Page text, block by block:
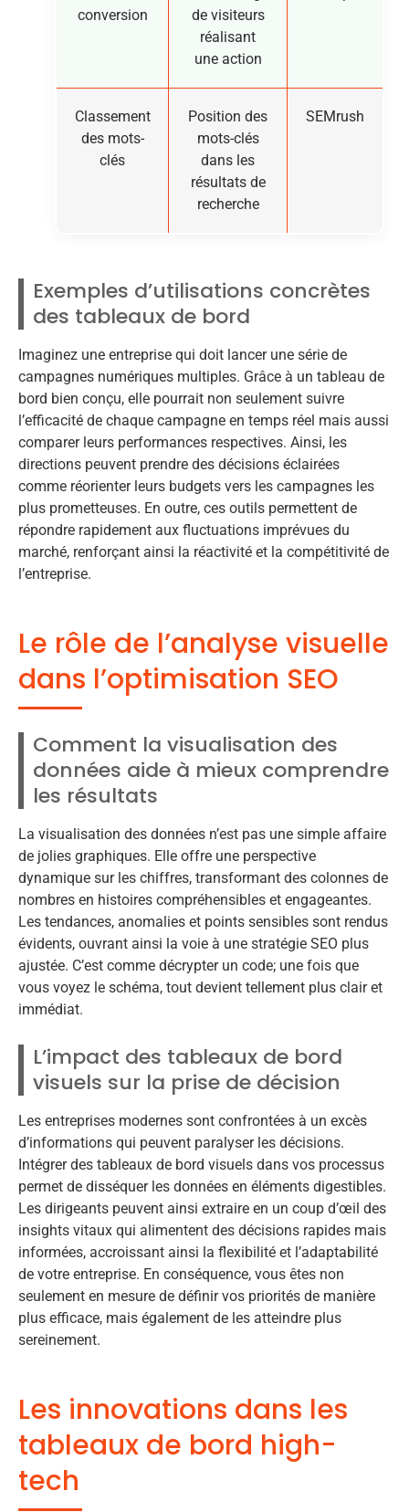
conversion
de visiteurs
réalisant
une action
Classement
des mots-
clés
Position des
mots-clés
dans les
résultats de
recherche
SEMrush
Exemples d’utilisations concrètes
des tableaux de bord
Imaginez une entreprise qui doit lancer une série de
campagnes numériques multiples. Grâce à un tableau de
bord bien conçu, elle pourrait non seulement suivre
l’efficacité de chaque campagne en temps réel mais aussi
comparer leurs performances respectives. Ainsi, les
directions peuvent prendre des décisions éclairées
comme réorienter leurs budgets vers les campagnes les
plus prometteuses. En outre, ces outils permettent de
répondre rapidement aux fluctuations imprévues du
marché, renforçant ainsi la réactivité et la compétitivité de
l’entreprise.
Le rôle de l’analyse visuelle
dans l’optimisation SEO
Comment la visualisation des
données aide à mieux comprendre
les résultats
La visualisation des données n’est pas une simple affaire
de jolies graphiques. Elle offre une perspective
dynamique sur les chiffres, transformant des colonnes de
nombres en histoires compréhensibles et engageantes.
Les tendances, anomalies et points sensibles sont rendus
évidents, ouvrant ainsi la voie à une stratégie SEO plus
ajustée. C’est comme décrypter un code; une fois que
vous voyez le schéma, tout devient tellement plus clair et
immédiat.
L’impact des tableaux de bord
visuels sur la prise de décision
Les entreprises modernes sont confrontées à un excès
d’informations qui peuvent paralyser les décisions.
Intégrer des tableaux de bord visuels dans vos processus
permet de disséquer les données en éléments digestibles.
Les dirigeants peuvent ainsi extraire en un coup d’œil des
insights vitaux qui alimentent des décisions rapides mais
informées, accroissant ainsi la flexibilité et l’adaptabilité
de votre entreprise. En conséquence, vous êtes non
seulement en mesure de définir vos priorités de manière
plus efficace, mais également de les atteindre plus
sereinement.
Les innovations dans les
tableaux de bord high-
tech